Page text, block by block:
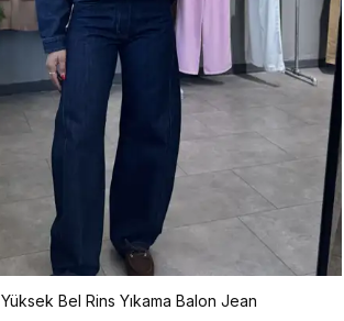
Yüksek Bel Rins Yıkama Balon Jean